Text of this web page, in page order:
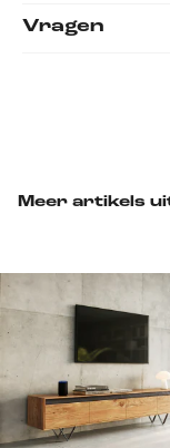
Vragen
Meer artikels